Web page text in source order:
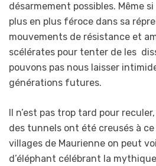
désarmement possibles. Même
plus en plus féroce dans sa
mouvements de résistance et
scélérates pour tenter de les
pouvons pas nous laisser
générations futures.
Il n’est pas trop tard pour
des tunnels ont été creusés à
villages de Maurienne on peut
d’éléphant célébrant la